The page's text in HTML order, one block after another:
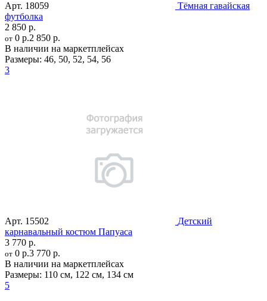
Арт. 18059
Тёмная гавайская
футболка
2 850 р.
от 0 р.2 850 р.
В наличии на маркетплейсах
Размеры: 46, 50, 52, 54, 56
3
Арт. 15502
Детский
карнавальный костюм Папуаса
3 770 р.
от 0 р.3 770 р.
В наличии на маркетплейсах
Размеры: 110 см, 122 см, 134 см
5